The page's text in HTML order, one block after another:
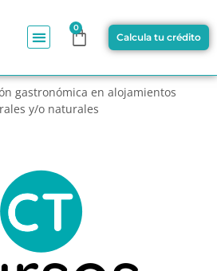
0
Calcula tu crédito
gastronómica en alojamientos
y/o naturales